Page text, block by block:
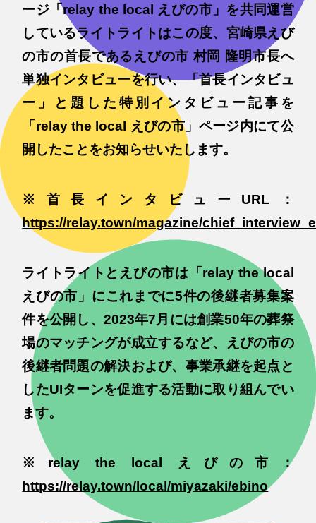
ージ「relay the local えびの市」を共同運営
しているライトライトはこの度、宮崎県えび
の市の首長であるえびの市 村岡 隆明市長へ
単独インタビューを行い、「首長インタビュ
ー」と題した特別インタビュー記事を
「relay the local えびの市」ページ内にて公
開したことをお知らせいたします。
※首長インタビューURL：
https://relay.town/magazine/
ライトライトとえびの市は「relay the local
えびの市」にこれまでに5件の後継者募集案
件を公開し、2023年7月には創業50年の葬祭
場のマッチングが成立するなど、えびの市の
後継者問題の解決および、事業承継を起点と
したUIターンを促進する活動に取り組んでい
ます。
※relay the local えびの市：
https://relay.town/local/miyazaki/ebino